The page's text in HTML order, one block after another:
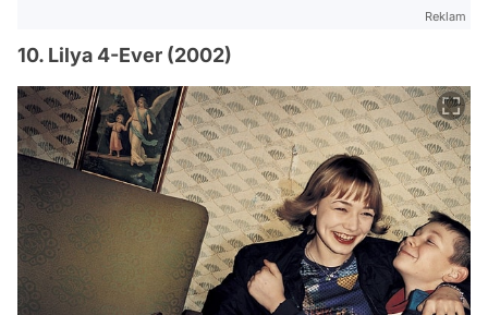
Reklam
10. Lilya 4-Ever (2002)